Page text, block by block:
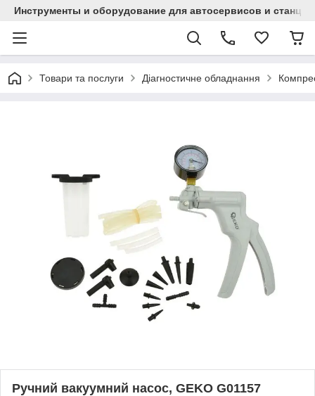
Инструменты и оборудование для автосервисов и
Товари та послуги Діагностичне обладнання
Ручний вакуумний насос, GEKO G01157